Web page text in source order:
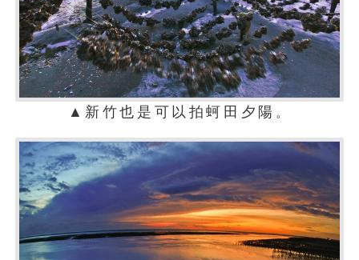
▲新竹也是可以拍蚵田夕陽 。